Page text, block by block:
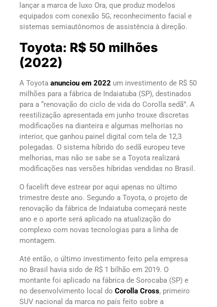
lançar a marca de luxo Ora, que produz modelos
equipados com conexão 5G, reconhecimento facial e
sistemas semiautônomos de assistência à direção.
Toyota: R$ 50 milhões
(2022)
A Toyota anunciou em 2022 um investimento de R$ 50
milhões para a fábrica de Indaiatuba (SP), destinados
para a “renovação do ciclo de vida do Corolla sedã”. A
reestilização apresentada em junho trouxe discretas
modificações na dianteira e algumas melhorias no
interior, que ganhou painel digital com tela de 12,3
polegadas. O sistema híbrido do sedã europeu teve
melhorias, mas não se sabe se a Toyota realizará
modificações nas versões híbridas vendidas no Brasil.
O facelift deve estrear por aqui apenas no último
trimestre deste ano. Segundo a Toyota, o projeto de
renovação da fábrica de Indaiatuba começará neste
ano e o aporte será aplicado na atualização do
complexo com novas tecnologias para a linha de
montagem.
Até então, o último investimento feito pela empresa
no Brasil havia sido de R$ 1 bilhão em 2019. O
montante foi aplicado na fábrica de Sorocaba (SP) e
no desenvolvimento local do Corolla Cross, primeiro
SUV nacional da marca no país feito sobre a